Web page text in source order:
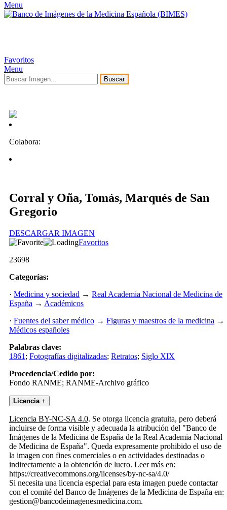
Menu
Favoritos
Menu
Buscar
Colabora:
Corral y Oña, Tomás, Marqués de San
Gregorio
DESCARGAR IMAGEN
Favoritos
23698
Categorías:
· Medicina y sociedad → Real Academia Nacional de Medicina de
España → Académicos
· Fuentes del saber médico → Figuras y maestros de la medicina →
Médicos españoles
Palabras clave:
1861 ; Fotografías digitalizadas; Retratos; Siglo XIX
Procedencia/Cedido por:
Fondo RANME; RANME-Archivo gráfico
Licencia +
Licencia BY-NC-SA 4.0. Se otorga licencia gratuita, pero deberá
incluirse de forma visible y adecuada la atribución del "Banco de
Imágenes de la Medicina de España de la Real Academia Nacional
de Medicina de España". Queda expresamente prohibido el uso de
la imagen con fines comerciales o en actividades destinadas o
indirectamente a la obtención de lucro. Leer más en:
https://creativecommons.org/licenses/by-nc-sa/4.0/
Si necesita una licencia especial para esta imagen puede contactar
con el comité del Banco de Imágenes de la Medicina de España en:
gestion@bancodeimagenesmedicina.com.